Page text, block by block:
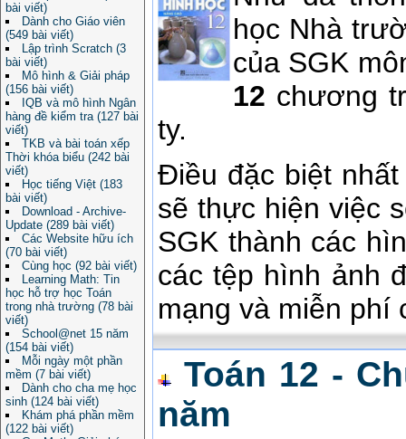
bài viết)
Dành cho Giáo viên
(549 bài viết)
Lập trình Scratch (3
bài viết)
Mô hình & Giải pháp
(156 bài viết)
IQB và mô hình Ngân
hàng đề kiểm tra (127 bài
viết)
TKB và bài toán xếp
Thời khóa biểu (242 bài
viết)
Học tiếng Việt (183
bài viết)
Download - Archive-
Update (289 bài viết)
Các Website hữu ích
(70 bài viết)
Cùng học (92 bài viết)
Learning Math: Tin
học hỗ trợ học Toán
trong nhà trường (78 bài
viết)
School@net 15 năm
(154 bài viết)
Mỗi ngày một phần
mềm (7 bài viết)
Dành cho cha mẹ học
sinh (124 bài viết)
Khám phá phần mềm
(122 bài viết)
học Nhà
của SGK
12 chương
ty.
Điều đặc biệt
sẽ thực hiện việc
SGK thành các
các tệp hình ảnh
mạng và miễn phí
Toán 12 -
năm